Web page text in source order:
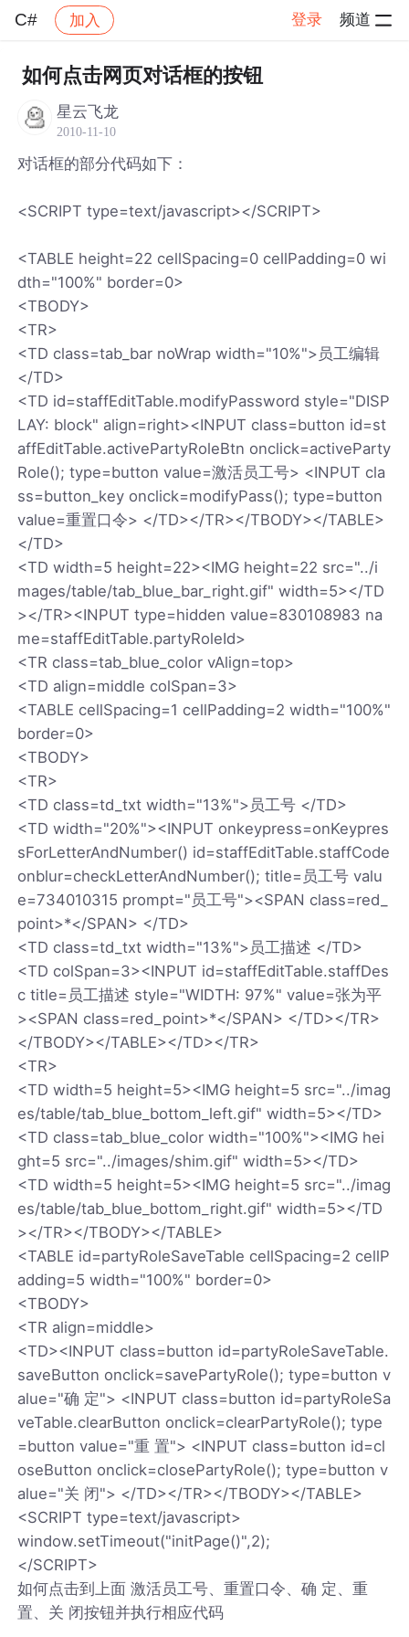
C# 加入 登录 频道
社区 C# 帖子详情
如何点击网页对话框的按钮
星云飞龙
2010-11-10
对话框的部分代码如下：
<SCRIPT type=text/javascript></SCRIPT>
<TABLE height=22 cellSpacing=0 cellPadding=0 wi
dth="100%" border=0>
<TBODY>
<TR>
<TD class=tab_bar noWrap width="10%">员工编辑
</TD>
<TD id=staffEditTable.modifyPassword style="DISP
LAY: block" align=right><INPUT class=button id=st
affEditTable.activePartyRoleBtn onclick=activeParty
Role(); type=button value=激活员工号> <INPUT cla
ss=button_key onclick=modifyPass(); type=button
value=重置口令> </TD></TR></TBODY></TABLE>
</TD>
<TD width=5 height=22><IMG height=22 src="../i
mages/table/tab_blue_bar_right.gif" width=5></TD
></TR><INPUT type=hidden value=830108983 na
me=staffEditTable.partyRoleId>
<TR class=tab_blue_color vAlign=top>
<TD align=middle colSpan=3>
<TABLE cellSpacing=1 cellPadding=2 width="100%"
border=0>
<TBODY>
<TR>
<TD class=td_txt width="13%">员工号 </TD>
<TD width="20%"><INPUT onkeypress=onKeypres
sForLetterAndNumber() id=staffEditTable.staffCode
onblur=checkLetterAndNumber(); title=员工号 valu
e=734010315 prompt="员工号"><SPAN class=red_
point>*</SPAN> </TD>
<TD class=td_txt width="13%">员工描述 </TD>
<TD colSpan=3><INPUT id=staffEditTable.staffDes
c title=员工描述 style="WIDTH: 97%" value=张为平
><SPAN class=red_point>*</SPAN> </TD></TR>
</TBODY></TABLE></TD></TR>
<TR>
<TD width=5 height=5><IMG height=5 src="../imag
es/table/tab_blue_bottom_left.gif" width=5></TD>
<TD class=tab_blue_color width="100%"><IMG hei
ght=5 src="../images/shim.gif" width=5></TD>
<TD width=5 height=5><IMG height=5 src="../imag
es/table/tab_blue_bottom_right.gif" width=5></TD
></TR></TBODY></TABLE>
<TABLE id=partyRoleSaveTable cellSpacing=2 cellP
adding=5 width="100%" border=0>
<TBODY>
<TR align=middle>
<TD><INPUT class=button id=partyRoleSaveTable.
saveButton onclick=savePartyRole(); type=button v
alue="确 定"> <INPUT class=button id=partyRoleSa
veTable.clearButton onclick=clearPartyRole(); type
=button value="重 置"> <INPUT class=button id=cl
oseButton onclick=closePartyRole(); type=button v
alue="关 闭"> </TD></TR></TBODY></TABLE>
<SCRIPT type=text/javascript>
window.setTimeout("initPage()",2);
</SCRIPT>
如何点击到上面 激活员工号、重置口令、确 定、重
置、关 闭按钮并执行相应代码